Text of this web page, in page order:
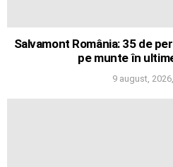
Salvamont România: 35 de
pe munte în
9 august,